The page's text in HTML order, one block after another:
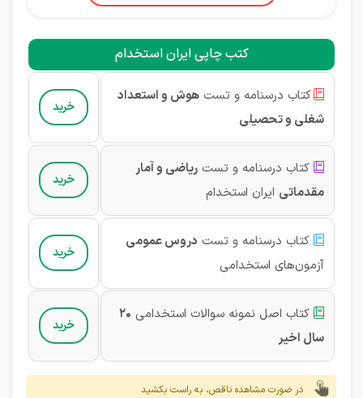
کتب چاپی ایران استخدام
 کتاب درسنامه و تست هوش و استعداد
شغلی و تحصیلی
خرید
 کتاب درسنامه و تست ریاضی و آمار
مقدماتی ایران استخدام
خرید
 کتاب درسنامه و تست دروس عمومی
آزمون‌های استخدامی
خرید
 کتاب اصل نمونه سوالات استخدامی 20
سال اخیر
خرید
در صورت مشاهده ناقص، به راست بکشید